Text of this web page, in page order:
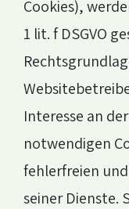
Cookies),
1 lit. f DSGVO
Interesse an
notwendigen
fehlerfreien
seiner Dienste.